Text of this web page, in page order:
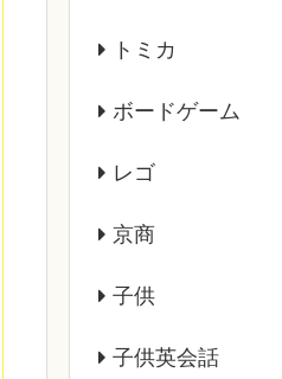
トミカ
ボードゲーム
レゴ
京商
子供
子供英会話